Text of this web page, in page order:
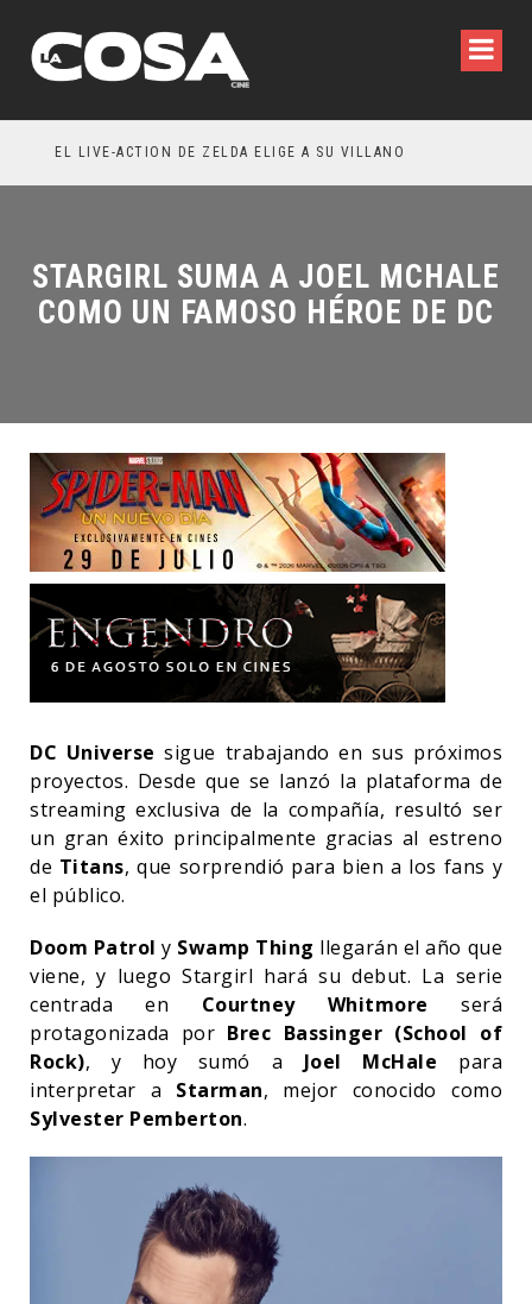
EL LIVE-ACTION DE ZELDA ELIGE A SU VILLANO
STARGIRL SUMA A JOEL MCHALE
COMO UN FAMOSO HÉROE DE DC
DC Universe sigue trabajando en sus próximos
proyectos. Desde que se lanzó la plataforma de
streaming exclusiva de la compañía, resultó ser
un gran éxito principalmente gracias al estreno
de Titans, que sorprendió para bien a los fans y
el público.
Doom Patroly Swamp Thing llegarán el año que
viene, y luego Stargirl hará su debut. La serie
centrada en Courtney Whitmore será
protagonizada por Brec Bassinger (School of
Rock), y hoy sumó a Joel McHale para
interpretar a Starman, mejor conocido como
Sylvester Pemberton.